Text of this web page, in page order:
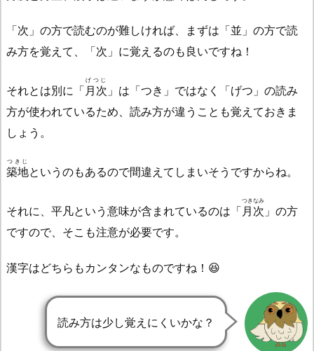
「次」の方で読むのが難しければ、まずは「並」の方で読
み方を覚えて、「次」に覚えるのも良いですね！
それとは別に「月次
げつじ
」は「つき」ではなく「げつ」の読み
方が使われているため、読み方が違うことも覚えておきま
しょう。
築地
つきじ
というのもあるので間違えてしまいそうですからね。
それに、平凡という意味が含まれているのは「 月次
つきなみ
」の方
ですので、そこも注意が必要です。
漢字はどちらもカンタンなものですね！😆
読み方は少し覚えにくいかな？